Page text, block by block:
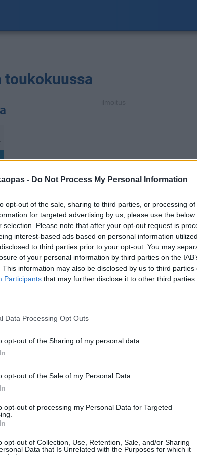
- Do Not Process My Personal Information
opt-out of the sale, sharing to third parties, or processing
for targeted advertising by us, please use the
selection. Please note that after your opt-out request is
interest-based ads based on personal information
to third parties prior to your opt-out. You may
of your personal information by third parties on the
This information may also be disclosed by us to third parties
Participants that may further disclose it to other third parties.
Data Processing Opt Outs
opt-out of the Sharing of my personal data.
opt-out of the Sale of my Personal Data.
opt-out of processing my Personal Data for Targeted
opt-out of Collection, Use, Retention, Sale, and/or Sharing
Data that Is Unrelated with the Purposes for which it
toukokuussa
Toukokuun keskilämpötila Ao
Vuorokauden
Alin
2010
29 ℃ 26 ℃
33 ℃
2011
2013
28 ℃ 25 ℃
32 ℃